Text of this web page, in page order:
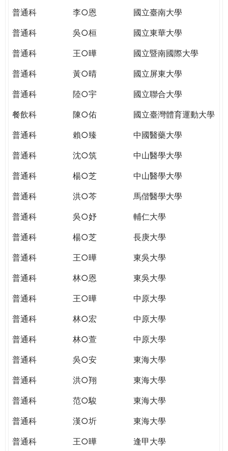
WORLD
TOMORROW
YOU
THE
PATH
GLOBAL
普通科
李○恩
國立臺南大學
普通科
吳○桓
國立東華大學
普通科
王○曄
國立暨南國際大學
普通科
黃○晴
國立屏東大學
普通科
陸○宇
國立聯合大學
餐飲科
陳○佑
國立臺灣體育運動大學
普通科
賴○臻
中國醫藥大學
普通科
沈○筑
中山醫學大學
普通科
楊○芝
中山醫學大學
普通科
洪○芩
馬偕醫學大學
普通科
吳○妤
輔仁大學
普通科
楊○芝
長庚大學
普通科
王○曄
東吳大學
普通科
林○恩
東吳大學
普通科
王○曄
中原大學
普通科
林○宏
中原大學
普通科
林○萱
中原大學
普通科
吳○安
東海大學
普通科
洪○翔
東海大學
普通科
范○駿
東海大學
普通科
漢○圻
東海大學
普通科
王○曄
逢甲大學